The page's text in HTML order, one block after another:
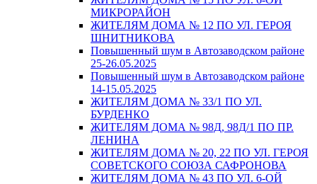
МИКРОРАЙОН
ЖИТЕЛЯМ ДОМА № 12 ПО УЛ. ГЕРОЯ
ШНИТНИКОВА
Повышенный шум в Автозаводском районе
25-26.05.2025
Повышенный шум в Автозаводском районе
14-15.05.2025
ЖИТЕЛЯМ ДОМА № 33/1 ПО УЛ.
БУРДЕНКО
ЖИТЕЛЯМ ДОМА № 98Д, 98Д/1 ПО ПР.
ЛЕНИНА
ЖИТЕЛЯМ ДОМА № 20, 22 ПО УЛ. ГЕРОЯ
СОВЕТСКОГО СОЮЗА САФРОНОВА
ЖИТЕЛЯМ ДОМА № 43 ПО УЛ. 6-ОЙ